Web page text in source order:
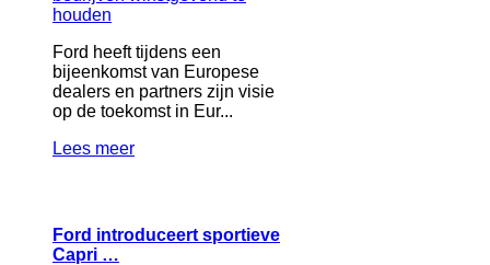
Ford heeft tijdens een
bijeenkomst van Europese
dealers en partners zijn visie
op de toekomst in Eur...
Lees meer
Ford introduceert sportieve
Capri …